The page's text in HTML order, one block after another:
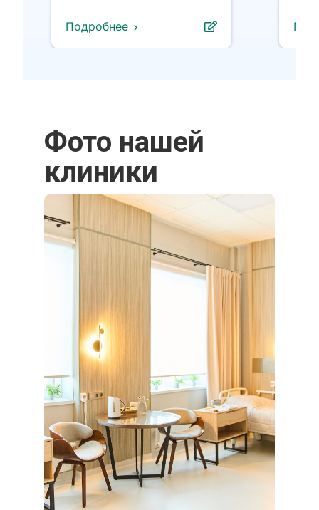
Подробнее
Фото нашей
клиники